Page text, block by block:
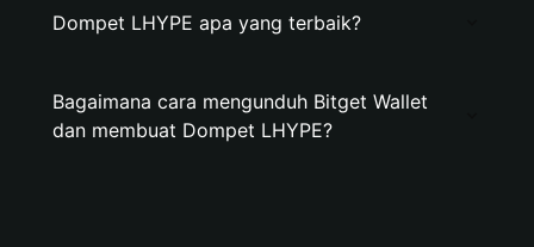
Dompet LHYPE apa yang terbaik?
Bagaimana cara mengunduh Bitget Wallet
dan membuat Dompet LHYPE?